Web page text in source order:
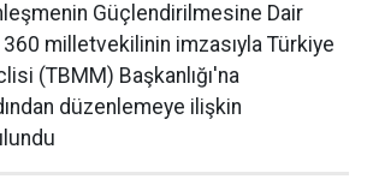
Güçlendirilmesine Dair
milletvekilinin imzasıyla Türkiye
(TBMM) Başkanlığı'na
düzenlemeye ilişkin